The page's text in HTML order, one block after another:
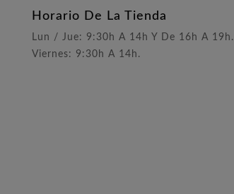
Horario De La Tienda
Lun / Jue: 9:30h A 14h Y De 16h A 19h.
Viernes: 9:30h A 14h.